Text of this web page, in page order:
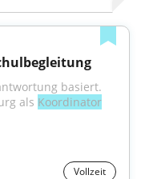
basiert.
als Koordinator
Vollzeit